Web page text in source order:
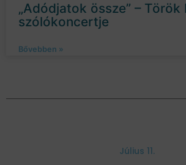
„Adódjatok össze” – Török
szólókoncertje
Bővebben »
Július 11.